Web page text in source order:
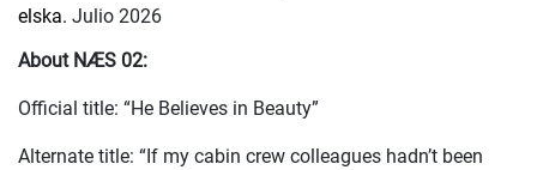
elska. Julio 2026
About NÆS 02:
Official title: “He Believes in Beauty”
Alternate title: “If my cabin crew colleagues hadn’t been